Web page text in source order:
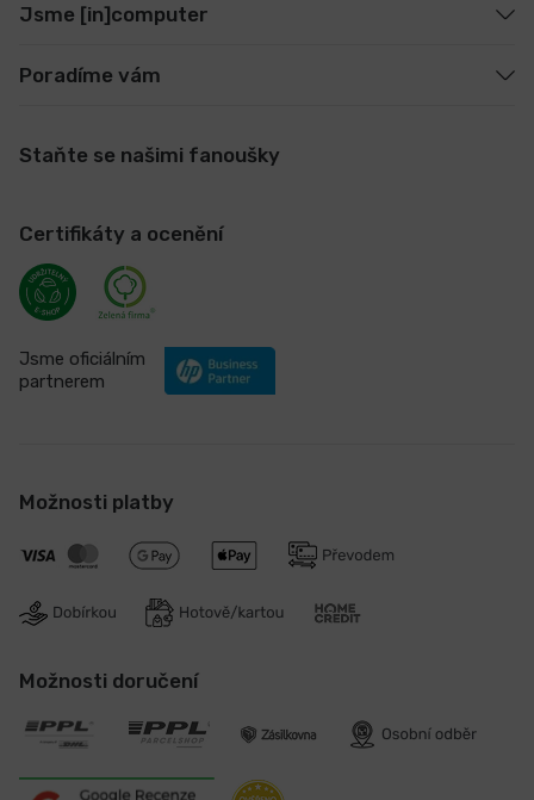
Jsme [in]computer
Poradíme vám
Staňte se našimi fanoušky
Certifikáty a ocenění
Jsme oficiálním
partnerem
Možnosti platby
Možnosti doručení